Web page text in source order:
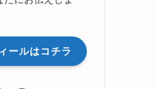
ールはコチラ